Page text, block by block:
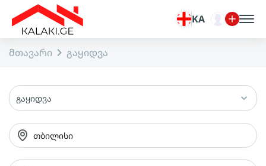
KA
მთავარი გაყიდვა
გაყიდვა
თბილისი